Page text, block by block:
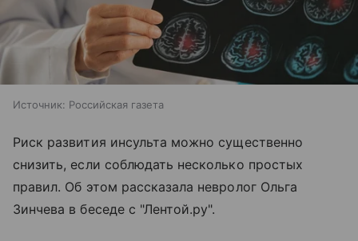
Источник: Российская газета
Риск развития инсульта можно существенно
снизить, если соблюдать несколько простых
правил. Об этом рассказала невролог Ольга
Зинчева в беседе с "Лентой.ру".